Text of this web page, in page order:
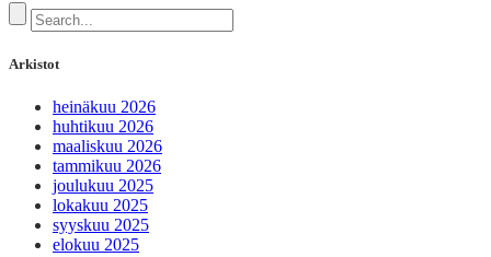
Arkistot
heinäkuu 2026
huhtikuu 2026
maaliskuu 2026
tammikuu 2026
joulukuu 2025
lokakuu 2025
syyskuu 2025
elokuu 2025